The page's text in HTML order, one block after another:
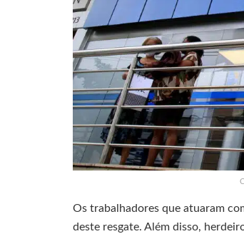
Os trabalhadores que atuaram
deste resgate. Além disso,